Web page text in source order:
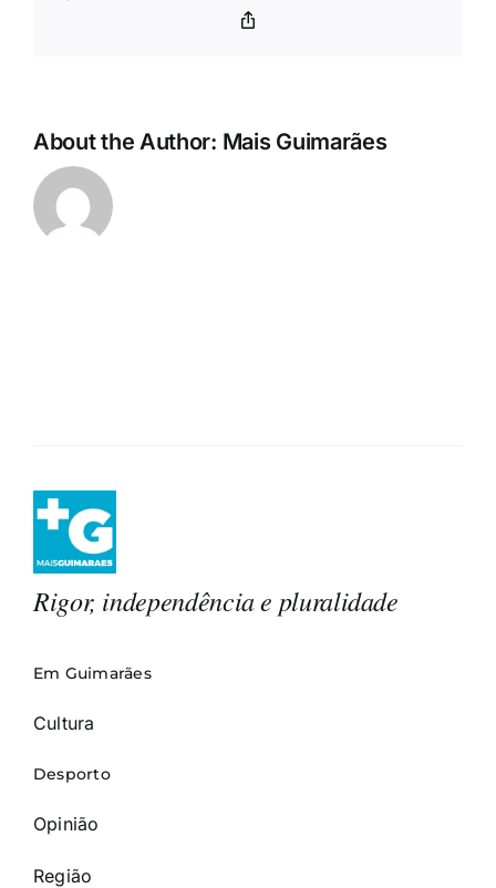
About the Author: Mais Guimarães
Rigor, independência e pluralidade
Em Guimarães
Cultura
Desporto
Opinião
Região